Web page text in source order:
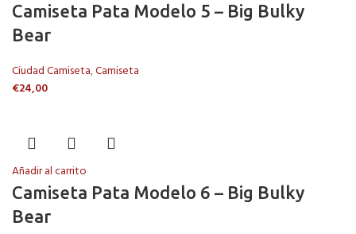
Camiseta Pata Modelo 5 – Big Bulky
Bear
Ciudad Camiseta,Camiseta
€24,00
Añadir al carrito
Camiseta Pata Modelo 6 – Big Bulky
Bear